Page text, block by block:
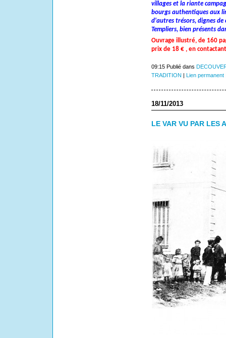
villages et la riante
bourgs authentiques aux
d'autres trésors, dignes de
Templiers, bien présents
Ouvrage illustré, de 160
prix de 18 € , en
09:15 Publié dans
TRADITION | Lien permanent
18/11/2013
LE VAR VU PAR LES